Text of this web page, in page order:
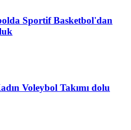
Sportif Basketbol'dan
Voleybol Takımı dolu